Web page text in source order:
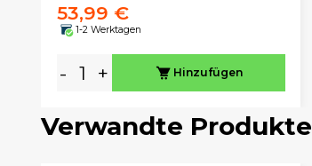
53,99 €
1-2 Werktagen
- + Hinzufügen
Verwandte Produkte